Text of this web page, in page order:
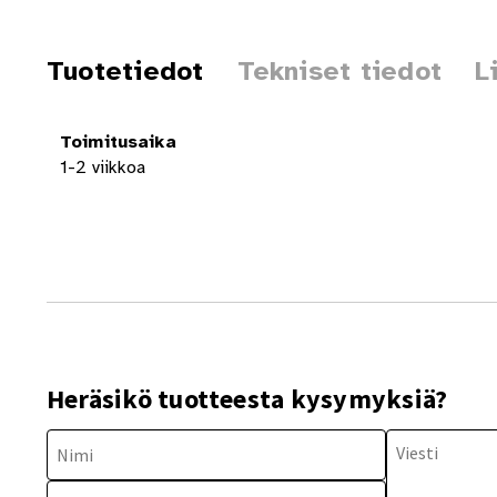
Tuotetiedot Tekniset tiedot
Toimitusaika
1-2 viikkoa
Heräsikö tuotteesta kysymyksiä?